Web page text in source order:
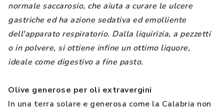
normale saccarosio, che aiuta a curare le ulcere
gastriche ed ha azione sedativa ed emolliente
dell'apparato respiratorio. Dalla liquirizia, a pezzetti
o in polvere, si ottiene infine un ottimo liquore,
ideale come digestivo a fine pasto.
Olive generose per oli extravergini
In una terra solare e generosa come la Calabria non